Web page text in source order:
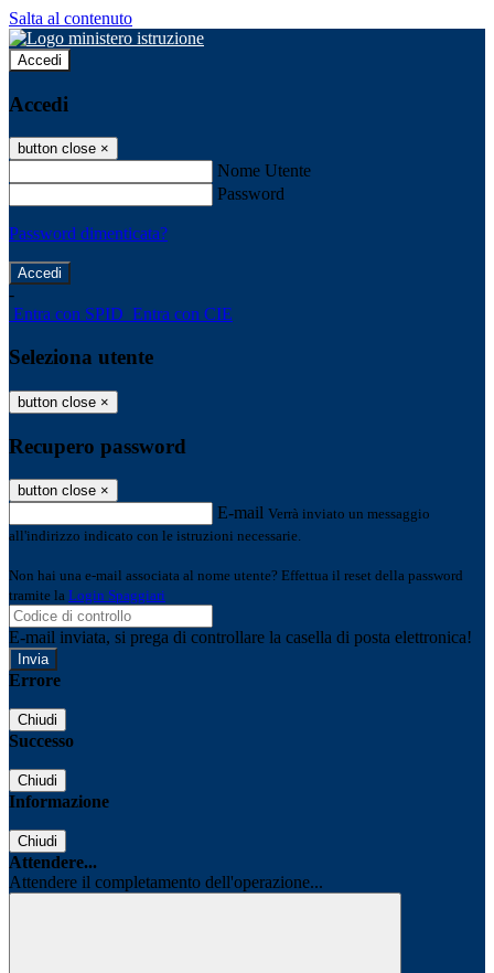
Salta al contenuto
Accedi
Accedi
button close ×
Nome Utente
Password
Password dimenticata?
-
Entra con SPID Entra con CIE
Seleziona utente
button close ×
Recupero password
button close ×
E-mail Verrà inviato un messaggio
all'indirizzo indicato con le istruzioni necessarie.
Non hai una e-mail associata al nome utente? Effettua il reset della password
tramite la Login Spaggiari
E-mail inviata, si prega di controllare la casella di posta elettronica!
Errore
Chiudi
Successo
Chiudi
Informazione
Chiudi
Attendere...
Attendere il completamento dell'operazione...